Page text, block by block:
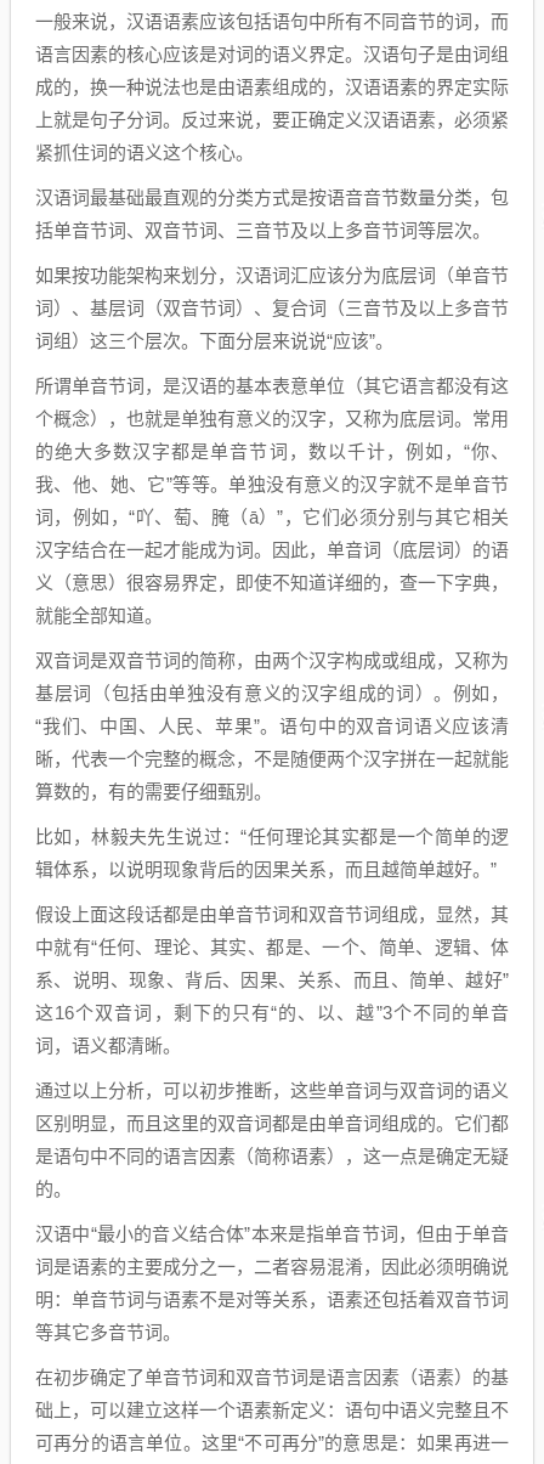
一般来说，汉语语素应该包括语句中所有不同音节的词，而
语言因素的核心应该是对词的语义界定。汉语句子是由词组
成的，换一种说法也是由语素组成的，汉语语素的界定实际
上就是句子分词。反过来说，要正确定义汉语语素，必须紧
紧抓住词的语义这个核心。
汉语词最基础最直观的分类方式是按语音音节数量分类，包
括单音节词、双音节词、三音节及以上多音节词等层次。
如果按功能架构来划分，汉语词汇应该分为底层词（单音节
词）、基层词（双音节词）、复合词（三音节及以上多音节
词组）这三个层次。下面分层来说说“应该”。
所谓单音节词，是汉语的基本表意单位（其它语言都没有这
个概念），也就是单独有意义的汉字，又称为底层词。常用
的绝大多数汉字都是单音节词，数以千计，例如，“你、
我、他、她、它”等等。单独没有意义的汉字就不是单音节
词，例如，“吖、萄、腌（ā）”，它们必须分别与其它相关
汉字结合在一起才能成为词。因此，单音词（底层词）的语
义（意思）很容易界定，即使不知道详细的，查一下字典，
就能全部知道。
双音词是双音节词的简称，由两个汉字构成或组成，又称为
基层词（包括由单独没有意义的汉字组成的词）。例如，
“我们、中国、人民、苹果”。语句中的双音词语义应该清
晰，代表一个完整的概念，不是随便两个汉字拼在一起就能
算数的，有的需要仔细甄别。
比如，林毅夫先生说过：“任何理论其实都是一个简单的逻
辑体系，以说明现象背后的因果关系，而且越简单越好。”
假设上面这段话都是由单音节词和双音节词组成，显然，其
中就有“任何、理论、其实、都是、一个、简单、逻辑、体
系、说明、现象、背后、因果、关系、而且、简单、越好”
这16个双音词，剩下的只有“的、以、越”3个不同的单音
词，语义都清晰。
通过以上分析，可以初步推断，这些单音词与双音词的语义
区别明显，而且这里的双音词都是由单音词组成的。它们都
是语句中不同的语言因素（简称语素），这一点是确定无疑
的。
汉语中“最小的音义结合体”本来是指单音节词，但由于单音
词是语素的主要成分之一，二者容易混淆，因此必须明确说
明：单音节词与语素不是对等关系，语素还包括着双音节词
等其它多音节词。
在初步确定了单音节词和双音节词是语言因素（语素）的基
础上，可以建立这样一个语素新定义：语句中语义完整且不
可再分的语言单位。这里“不可再分”的意思是：如果再进一